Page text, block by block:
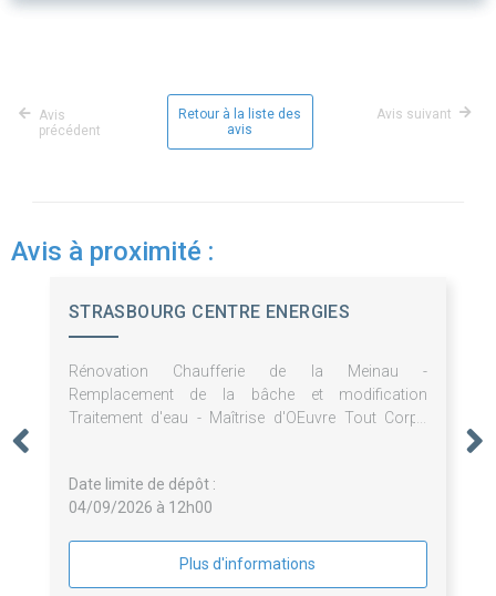
Avis
précédent
Retour à la liste des
avis
Avis suivant
Avis à proximité :
STRASBOURG CENTRE ENERGIES
Rénovation Chaufferie de la Meinau -
Remplacement de la bâche et modification
Traitement d'eau - Maîtrise d'OEuvre Tout Corps
Date limite de dépôt :
04/09/2026 à 12h00
Plus d'informations